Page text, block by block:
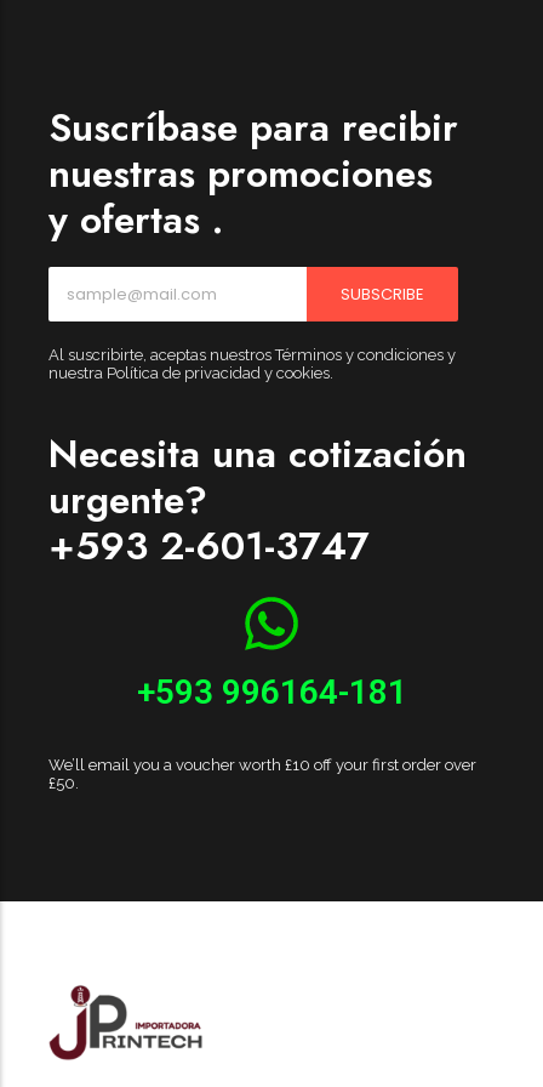
Forfeited you engrossed
Especially favourable
Menswear
Forfeited you engrossed
Another as studied
Especially favourable
Video
Suscríbase para recibir
nuestras promociones
y ofertas .
SUBSCRIBE
Al suscribirte, aceptas nuestros Términos y condiciones y
nuestra Política de privacidad y cookies.
Necesita una cotización
urgente?
+593 2-601-3747
+593 996164-181
We’ll email you a voucher worth £10 off your first order over
£50.